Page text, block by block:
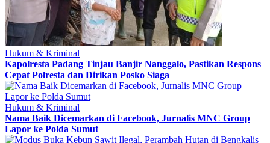
Hukum & Kriminal
Kapolresta Padang Tinjau Banjir Nanggalo, Pastikan Respons
Cepat Polresta dan Dirikan Posko Siaga
Hukum & Kriminal
Nama Baik Dicemarkan di Facebook, Jurnalis MNC Group
Lapor ke Polda Sumut